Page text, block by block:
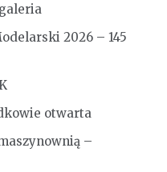
2026 – 145
otwarta
–